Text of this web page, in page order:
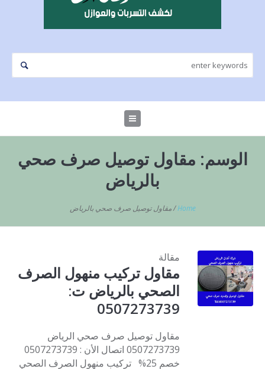
الوسم: مقاول توصيل صرف صحي
بالرياض
Home
/مقاول توصيل صرف صحي بالرياض
مقالة
مقاول تركيب منهول الصرف
الصحي بالرياض ت:
0507273739
مقاول توصيل صرف صحي الرياض
0507273739 اتصال الأن : 0507273739
خصم 25% تركيب منهول الصرف الصحي